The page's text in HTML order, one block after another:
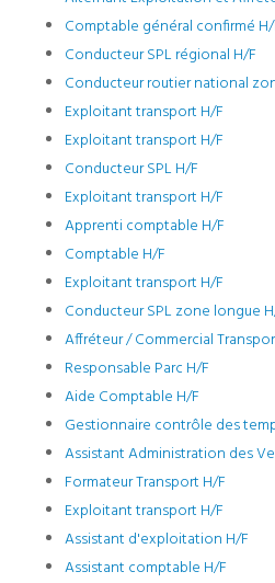
Comptable général confirmé
Conducteur SPL régional H/F
Conducteur routier national
Exploitant transport H/F
Exploitant transport H/F
Conducteur SPL H/F
Exploitant transport H/F
Apprenti comptable H/F
Comptable H/F
Exploitant transport H/F
Conducteur SPL zone longue
Affréteur / Commercial
Responsable Parc H/F
Aide Comptable H/F
Gestionnaire contrôle des
Assistant Administration des
Formateur Transport H/F
Exploitant transport H/F
Assistant d'exploitation H/F
Assistant comptable H/F